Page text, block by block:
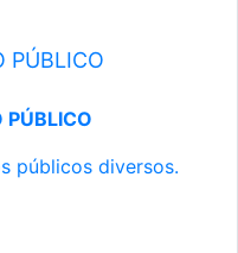
PÚBLICO
PÚBLICO
públicos diversos.